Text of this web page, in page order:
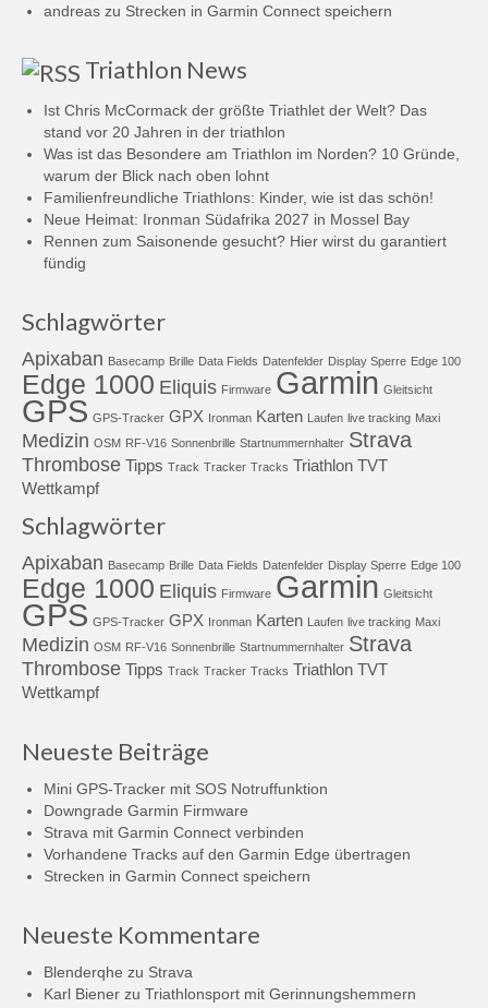
andreas zu Strecken in Garmin Connect speichern
Triathlon News
Ist Chris McCormack der größte Triathlet der Welt? Das
stand vor 20 Jahren in der triathlon
Was ist das Besondere am Triathlon im Norden? 10 Gründe,
warum der Blick nach oben lohnt
Familienfreundliche Triathlons: Kinder, wie ist das schön!
Neue Heimat: Ironman Südafrika 2027 in Mossel Bay
Rennen zum Saisonende gesucht? Hier wirst du garantiert
fündig
Schlagwörter
Apixaban Basecamp Brille Data Fields Datenfelder Display Sperre Edge 100
Edge 1000 Eliquis Firmware Garmin Gleitsicht
GPS GPS-Tracker GPX Ironman Karten Laufen live tracking Maxi
Medizin OSM RF-V16 Sonnenbrille Startnummernhalter Strava
Thrombose Tipps Track Tracker Tracks Triathlon TVT
Wettkampf
Schlagwörter
Apixaban Basecamp Brille Data Fields Datenfelder Display Sperre Edge 100
Edge 1000 Eliquis Firmware Garmin Gleitsicht
GPS GPS-Tracker GPX Ironman Karten Laufen live tracking Maxi
Medizin OSM RF-V16 Sonnenbrille Startnummernhalter Strava
Thrombose Tipps Track Tracker Tracks Triathlon TVT
Wettkampf
Neueste Beiträge
Mini GPS-Tracker mit SOS Notruffunktion
Downgrade Garmin Firmware
Strava mit Garmin Connect verbinden
Vorhandene Tracks auf den Garmin Edge übertragen
Strecken in Garmin Connect speichern
Neueste Kommentare
Blenderqhe zu Strava
Karl Biener zu Triathlonsport mit Gerinnungshemmern